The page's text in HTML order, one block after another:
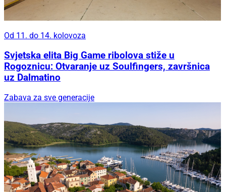
Od 11. do 14. kolovoza
Svjetska elita Big Game ribolova stiže u
Rogoznicu: Otvaranje uz Soulfingers, završnica
uz Dalmatino
Zabava za sve generacije